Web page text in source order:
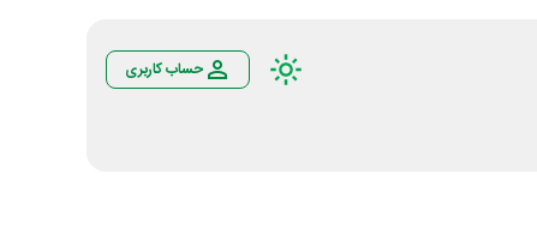
حساب کاربری